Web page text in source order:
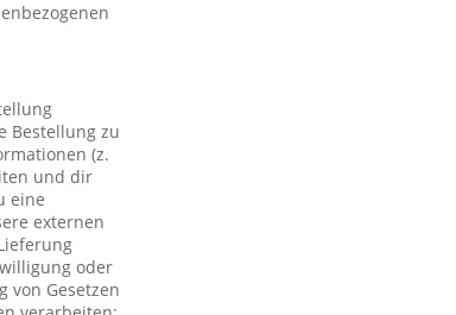
Bestellung zu
(z.
und dir
eine
externen
oder
von Gesetzen